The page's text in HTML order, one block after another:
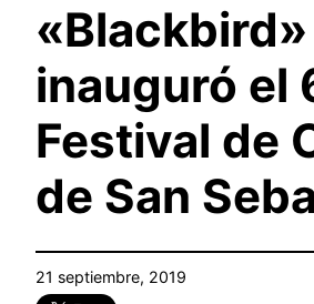
«Blackbird»
inauguró el
Festival de
de San
21 septiembre, 2019